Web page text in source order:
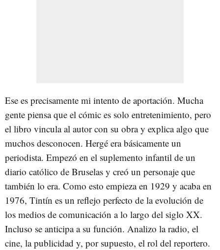
Ese es precisamente mi intento de aportación. Mucha
gente piensa que el cómic es solo entretenimiento, pero
el libro vincula al autor con su obra y explica algo que
muchos desconocen. Hergé era básicamente un
periodista. Empezó en el suplemento infantil de un
diario católico de Bruselas y creó un personaje que
también lo era. Como esto empieza en 1929 y acaba en
1976, Tintín es un reflejo perfecto de la evolución de
los medios de comunicación a lo largo del siglo XX.
Incluso se anticipa a su función. Analizo la radio, el
cine, la publicidad y, por supuesto, el rol del reportero.